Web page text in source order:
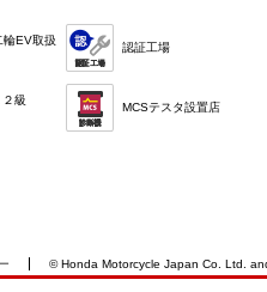
EV取扱
認証工場
２級
MCSテスタ設置店
© Honda Motorcycle Japan Co. Ltd.